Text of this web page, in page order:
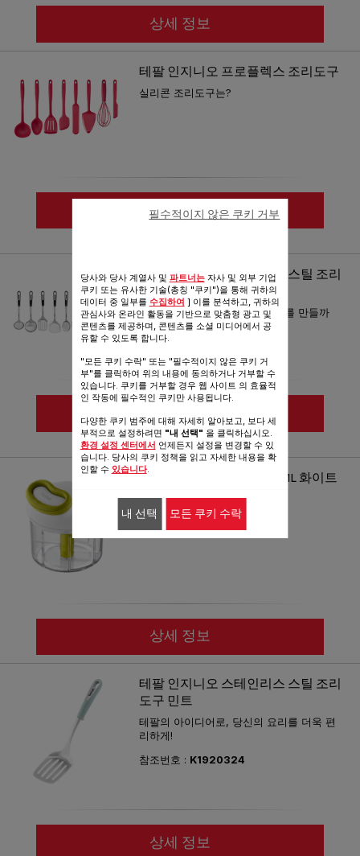
상세 정보
테팔 인지니오 프로플렉스 조리도구
실리콘 조리도구는?
상세 정보
테팔 인지니오 스테인리스 스틸 조리
도구
왜 스테인리스 스틸로 조리도구를 만들까
요?
상세 정보
비교하기
테팔 5초 멀티 다지기 900ML 화이트
멀티 다지기 900ml
참조번호 :K1320324
상세 정보
테팔 인지니오 스테인리스 스틸 조리
도구 민트
테팔의 아이디어로, 당신의 요리를 더욱 편
리하게!
참조번호 : K1920324
상세 정보
당사와 당사 계열사 및 파트너는자사 및 외부 기업
쿠키 또는 유사한 기술(총칭 "쿠키")을 통해 귀하의
데이터 중 일부를 수집하여 ] 이를 분석하고, 귀하의
관심사와 온라인 활동을 기반으로 맞춤형 광고 및
콘텐츠를 제공하며, 콘텐츠를 소셜 미디어에서 공
유할 수 있도록 합니다.
"모든 쿠키 수락" 또는 "필수적이지 않은 쿠키 거
부"를 클릭하여 위의 내용에 동의하거나 거부할 수
있습니다. 쿠키를 거부할 경우 웹 사이트 의 효율적
인 작동에 필수적인 쿠키만 사용됩니다.
다양한 쿠키 범주에 대해 자세히 알아보고, 보다 세
부적으로 설정하려면 "내 선택" 을 클릭하십시오.
환경 설정 센터에서 언제든지 설정을 변경할 수 있
습니다. 당사의 쿠키 정책을 읽고 자세한 내용을 확
인할 수 있습니다.
필수적이지 않은 쿠키 거부
내 선택 모든 쿠키 수락